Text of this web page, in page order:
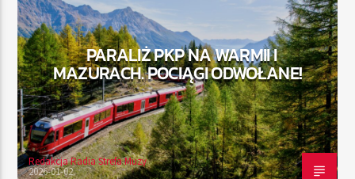
TERAZ
RADIO STREFA MUZY
00:00 10:00
PARALIŻ PKP NA WARMII I
MAZURACH. POCIĄGI ODWOŁANE!
Redakcja Radia Strefa Muzy
2026-01-02